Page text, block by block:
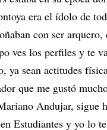
era el ídolo de
con ser arquero,
ves los perfiles y te
ya sean actitudes
que me gustó
Andujar, sigue
Estudiantes y yo lo